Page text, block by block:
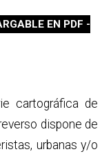
EN PDF -
cartográfica de
dispone de
urbanas y/o